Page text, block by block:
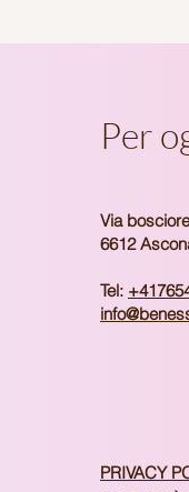
Via
6612
Tel:
​PRIVACY
Per